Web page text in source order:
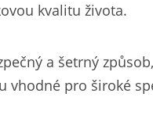
kvalitu života.
a šetrný
vhodné pro široké